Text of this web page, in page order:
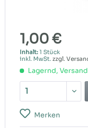
1,00 €
Inhalt: 1 Stück
inkl. MwSt. zzgl.
Lagernd,
Merken